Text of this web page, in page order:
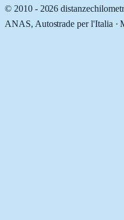
© 2010 - 2026
ANAS, Autostrade per l'Italia ·